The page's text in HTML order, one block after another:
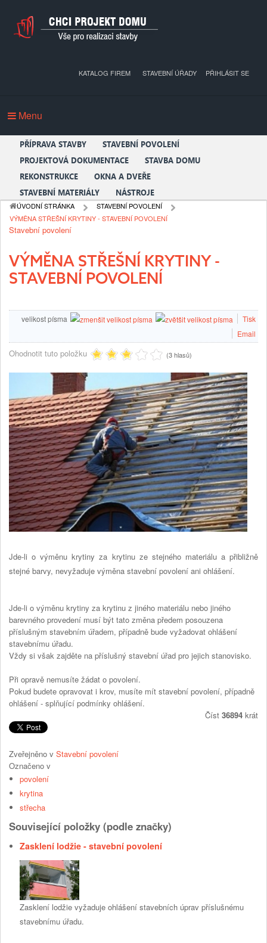
PŘIHLÁSIT SE
KATALOG FIREM STAVEBNÍ ÚŘADY
Menu
PŘÍPRAVA STAVBY
STAVEBNÍ POVOLENÍ
PROJEKTOVÁ DOKUMENTACE
STAVBA DOMU
REKONSTRUKCE
OKNA A DVEŘE
STAVEBNÍ MATERIÁLY
NÁSTROJE
ÚVODNÍ STRÁNKA
STAVEBNÍ POVOLENÍ
VÝMĚNA STŘEŠNÍ KRYTINY - STAVEBNÍ POVOLENÍ
Stavební povolení
VÝMĚNA STŘEŠNÍ KRYTINY -
STAVEBNÍ POVOLENÍ
velikost písma
Tisk
Email
Ohodnotit tuto položku (3 hlasů)
Jde-li o výměnu krytiny za krytinu ze stejného materiálu a přibližně
stejné barvy, nevyžaduje výměna stavební povolení ani ohlášení.
Jde-li o výměnu krytiny za krytinu z jiného materiálu nebo jiného
barevného provedení musí být tato změna předem posouzena
příslušným stavebním úřadem, případně bude vyžadovat ohlášení
stavebnímu úřadu.
Vždy si však zajděte na příslušný stavební úřad pro jejich stanovisko.
Při opravě nemusíte žádat o povolení.
Pokud budete opravovat i krov, musíte mít stavební povolení, případně
ohlášení - splňující podmínky ohlášení.
Číst 36894 krát
Zveřejněno v Stavební povolení
Označeno v
povolení
krytina
střecha
Související položky (podle značky)
Zasklení lodžie - stavební povolení
Zasklení lodžie vyžaduje ohlášení stavebních úprav příslušnému
stavebnímu úřadu.